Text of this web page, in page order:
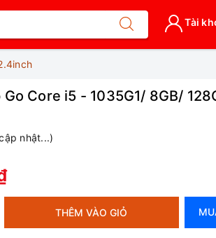
Tài
Core i5 - 1035G1/ 8GB/
nhật...)
THÊM VÀO GIỎ